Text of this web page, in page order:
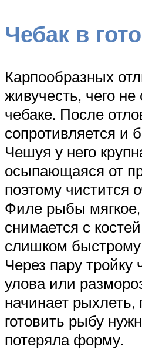
Чебак в
Карпообразных
живучесть, чего
чебаке. После
сопротивляется и
Чешуя у него
осыпающаяся от
поэтому чистится
Филе рыбы мягкое,
снимается с
слишком
Через пару тройку
улова или
начинает рыхлеть,
готовить рыбу
потеряла форму.